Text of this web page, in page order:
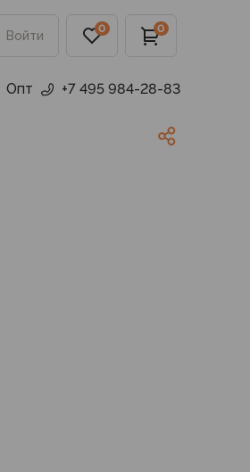
Войти 0 0
Опт +7 495 984-28-83